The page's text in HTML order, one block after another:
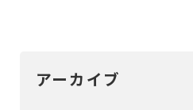
アーカイブ